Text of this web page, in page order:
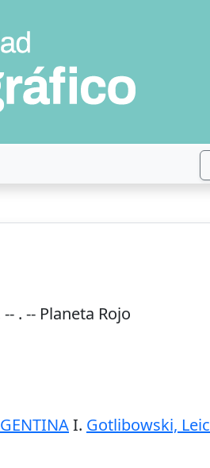
-- . -- Planeta Rojo
I. Gotlibowski,